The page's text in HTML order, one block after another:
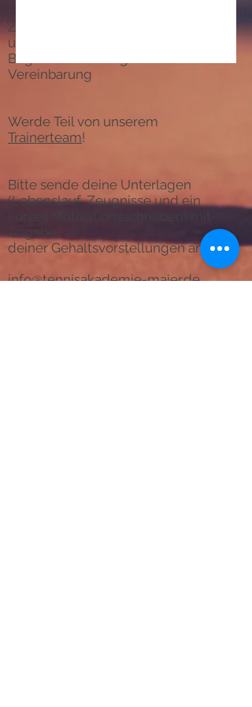
Zusatzverdienstmöglichkeiten über
unseren Pro Shop
Beginn deiner Tätigkeit nach
Vereinbarung
Werde Teil von unserem
Trainerteam!
Bitte sende deine Unterlagen
(Lebenslauf, Zeugnisse und ein
Angabe
deiner Gehaltsvorstellungen an
info@tennisakademie-maier.de